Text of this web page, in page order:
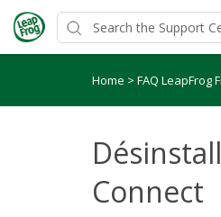
Home > FAQ LeapFrog
Connect